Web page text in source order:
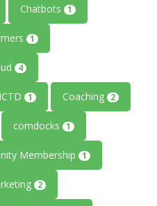
Chatbots 1
1
4
1 Coaching 2
comdocks 1
Membership 1
2